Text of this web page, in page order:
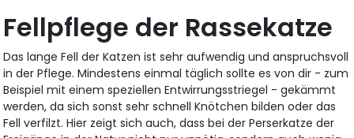
Fellpflege der Rassekatze
Das lange Fell der Katzen ist sehr aufwendig und anspruchsvoll
in der Pflege. Mindestens einmal täglich sollte es von dir - zum
Beispiel mit einem speziellen Entwirrungsstriegel - gekämmt
werden, da sich sonst sehr schnell Knötchen bilden oder das
Fell verfilzt. Hier zeigt sich auch, dass bei der Perserkatze der